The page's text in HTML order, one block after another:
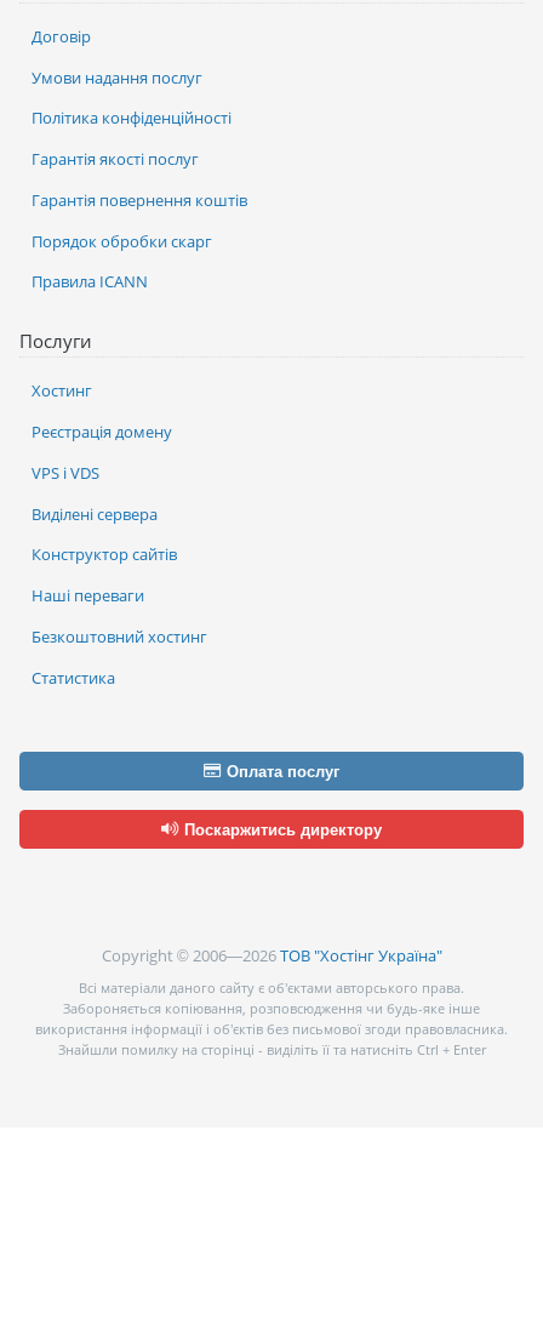
Послуги
Хостинг
Реєстрація домену
VPS і VDS
Виділені сервера
Конструктор сайтів
Наші переваги
Безкоштовний хостинг
Статистика
Договір
Умови надання послуг
Політика конфіденційності
Гарантія якості послуг
Гарантія повернення коштів
Порядок обробки скарг
Правила ICANN
Оплата послуг
Поскаржитись директору
Copyright © 2006—2026ТОВ "Хостінг Україна"
Всі матеріали даного сайту є об’єктами авторського права.
Забороняється копіювання, розповсюдження чи будь-яке інше
використання інформації і об’єктів без письмової згоди правовласника.
Знайшли помилку на сторінці - виділіть її та натисніть Ctrl + Enter